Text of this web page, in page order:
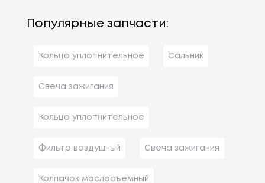
Популярные запчасти:
Кольцо уплотнительное Сальник
Свеча зажигания
Кольцо уплотнительное
Фильтр воздушный Свеча зажигания
Колпачок маслосъемный